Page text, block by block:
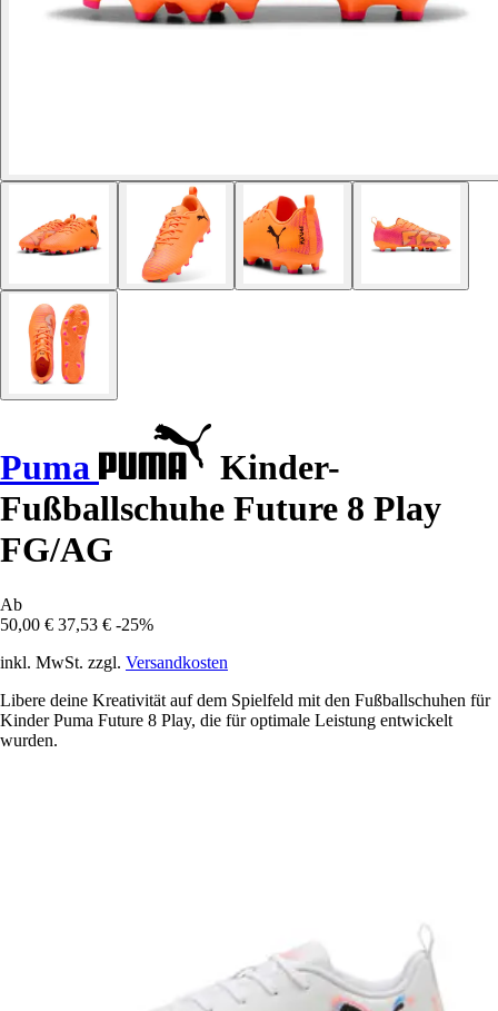
Puma
Kinder-
Fußballschuhe Future 8 Play
FG/AG
Ab
50,00 € 37,53 € -25%
inkl. MwSt. zzgl. Versandkosten
Libere deine Kreativität auf dem Spielfeld mit den Fußballschuhen für
Kinder Puma Future 8 Play, die für optimale Leistung entwickelt
wurden.